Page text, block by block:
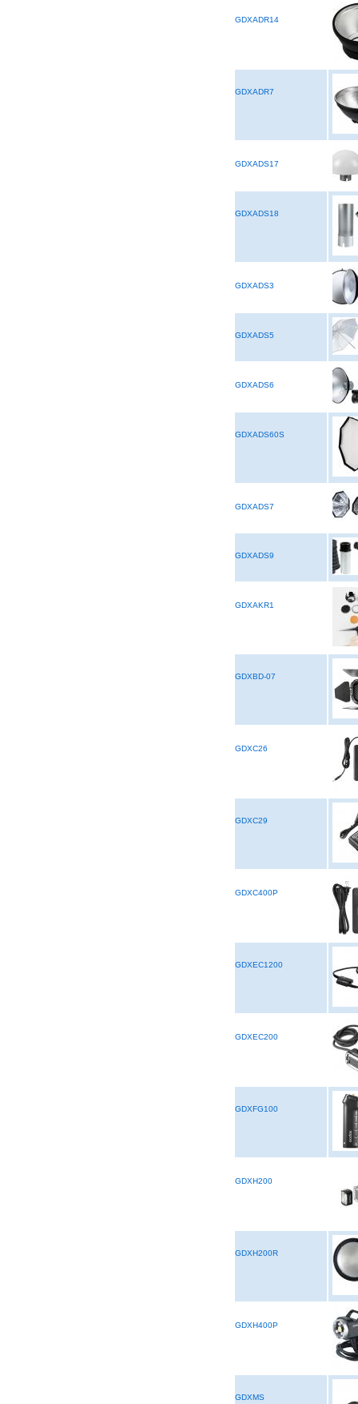
GDXADR14
GDXADR7
GDXADS17
GDXADS18
GDXADS3
GDXADS5
GDXADS6
GDXADS60S
GDXADS7
GDXADS9
GDXAKR1
GDXBD-07
GDXC26
GDXC29
GDXC400P
GDXEC1200
GDXEC200
GDXFG100
GDXH200
GDXH200R
GDXH400P
GDXMS